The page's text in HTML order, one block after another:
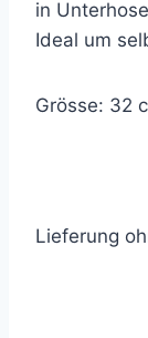
in
Ideal um
Grösse: 32
Lieferung